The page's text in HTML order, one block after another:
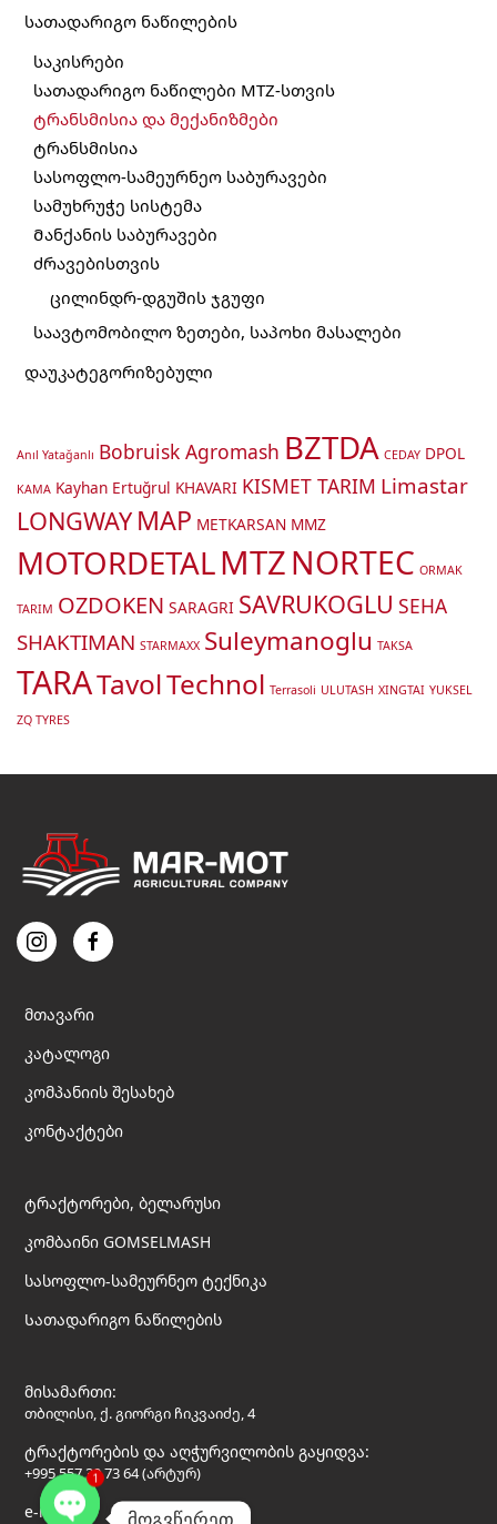
სათადარიგო ნაწილების
საკისრები
სათადარიგო ნაწილები MTZ-სთვის
ტრანსმისია და მექანიზმები
ტრანსმისია
სასოფლო-სამეურნეო საბურავები
სამუხრუჭე სისტემა
Მანქანის საბურავები
ძრავებისთვის
ცილინდრ-დგუშის ჯგუფი
საავტომობილო ზეთები, საპოხი მასალები
დაუკატეგორიზებული
Anıl Yatağanlı Bobruisk Agromash BZTDA CEDAY DPOL
KAMA Kayhan Ertuğrul KHAVARI KISMET TARIM Limastar
LONGWAY MAP METKARSAN MMZ
MOTORDETALMTZNORTEC ORMAK
TARIM OZDOKEN SARAGRI SAVRUKOGLU SEHA
SHAKTIMAN STARMAXX Suleymanoglu TAKSA
TARATavolTechnol Terrasoli ULUTASH XINGTAI YUKSEL
ZQ TYRES
მთავარი
კატალოგი
კომპანიის შესახებ
კონტაქტები
ტრაქტორები, ბელარუსი
კომბაინი GOMSELMASH
სასოფლო-სამეურნეო ტექნიკა
Სათადარიგო ნაწილების
მისამართი:
თბილისი, ქ. გიორგი ჩიკვაიძე, 4
ტრაქტორების და აღჭურვილობის გაყიდვა:
+995 557 30 73 64 (არტურ)
e-mail: მოგვწერეთ
1